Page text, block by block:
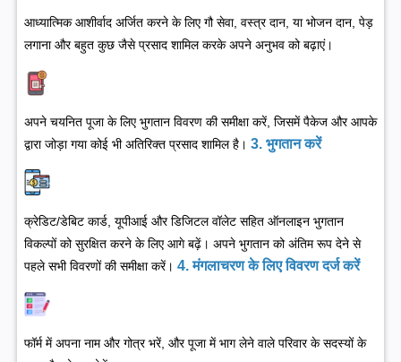
आध्यात्मिक आशीर्वाद अर्जित करने के लिए गौ सेवा, वस्त्र दान, या भोजन दान, पेड़
लगाना और बहुत कुछ जैसे प्रसाद शामिल करके अपने अनुभव को बढ़ाएं।
अपने चयनित पूजा के लिए भुगतान विवरण की समीक्षा करें, जिसमें पैकेज और आपके
द्वारा जोड़ा गया कोई भी अतिरिक्त प्रसाद शामिल है। 3. भुगतान करें
क्रेडिट/डेबिट कार्ड, यूपीआई और डिजिटल वॉलेट सहित ऑनलाइन भुगतान
विकल्पों को सुरक्षित करने के लिए आगे बढ़ें। अपने भुगतान को अंतिम रूप देने से
पहले सभी विवरणों की समीक्षा करें। 4. मंगलाचरण के लिए विवरण दर्ज करें
फॉर्म में अपना नाम और गोत्र भरें, और पूजा में भाग लेने वाले परिवार के सदस्यों के